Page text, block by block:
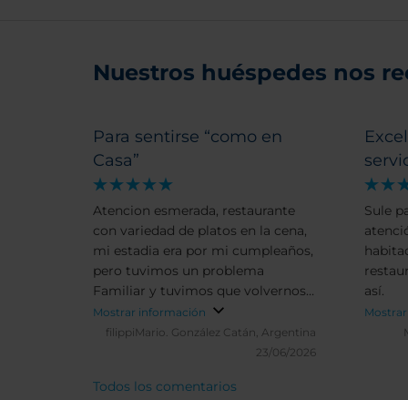
Nuestros huéspedes nos
Para sentirse “como en
Casa”
Atencion esmerada, restaurante
con variedad de platos en la cena,
mi estadia era por mi cumpleaños,
pero tuvimos un problema
Familiar y tuvimos que volvernos
un dia antes, pero somos habitués
de la cadena NH y donde siempre
encontramos soluciones a
personal
Mostrar información
filippiMario. González Catán, Argentina
23/06/2026
Sule
así.
Todos los comentarios